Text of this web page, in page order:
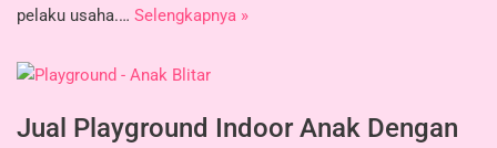
pelaku usaha.… Selengkapnya »
Jual Playground Indoor Anak Dengan